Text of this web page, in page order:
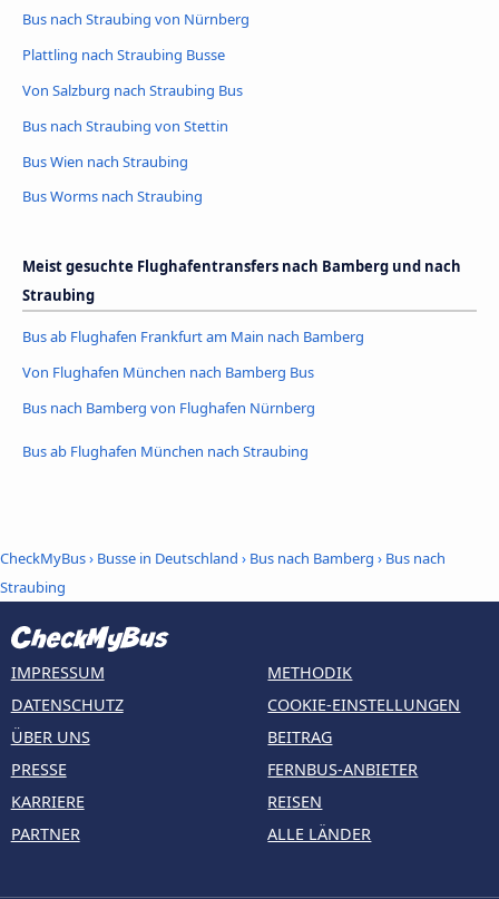
Bus nach Straubing von Nürnberg
Plattling nach Straubing Busse
Von Salzburg nach Straubing Bus
Bus nach Straubing von Stettin
Bus Wien nach Straubing
Bus Worms nach Straubing
Meist gesuchte Flughafentransfers nach Bamberg und nach
Straubing
Bus ab Flughafen Frankfurt am Main nach Bamberg
Von Flughafen München nach Bamberg Bus
Bus nach Bamberg von Flughafen Nürnberg
Bus ab Flughafen München nach Straubing
CheckMyBus› Busse in Deutschland › Bus nach Bamberg › Bus nach
Straubing
IMPRESSUM
DATENSCHUTZ
ÜBER UNS
PRESSE
KARRIERE
PARTNER
METHODIK
COOKIE-EINSTELLUNGEN
BEITRAG
FERNBUS-ANBIETER
REISEN
ALLE LÄNDER